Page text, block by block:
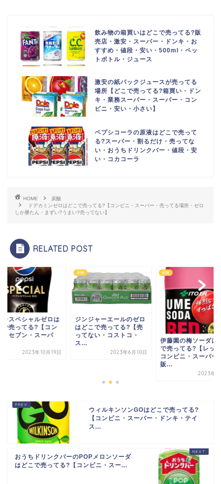
飲み物の箱買いはどこで売ってる?販
売店・激安・スーパー・ドンキ・お
すすめ・値段・安い・500ml・ペッ
トボトル・ジュース
激安の紙パックジュースが売ってる
場所【どこで売ってる?箱買い・ドン
キ・業務スーパー・スーパー・コン
ビニ・安い・小さい】
ペプシコーラの原液はどこで売って
る?スーパー・割るだけ・売ってな
い・おうちドリンクバー・値段・安
い・コカコーラ
HOME
炭酸
ドデカミンゼロはどこで売ってる?【コンビニ・スーパー・売ってる場所・ゼロ
しか勝たん・まずい?うまい?売ってない】
RELATED POST
シスペシャルゼロは
で売ってる?【コン
・セブン・スーパ
2023年10月19日
炭酸
ジンジャーエールのゼロ
はどこで売ってる?【売
ってない・コストコ・
ス...
2023年6月10日
炭酸
伊藤園の梅ソーダは
で売ってる?【レッ
コンビニ・スーパー
販...
2023年8
ウィルキンソンGOはどこで売ってる?
【コンビニ・スーパー・ドンキ・テイ
ス...
おうちドリンクバーのPOPメロンソーダ
はどこで売ってる?【コンビニ・スー...